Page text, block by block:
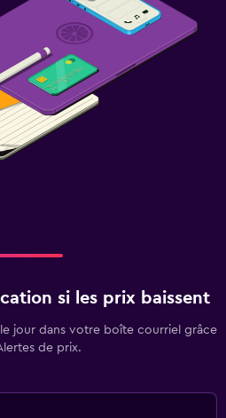
si les prix baissent
le jour dans votre boîte courriel grâce
de prix.